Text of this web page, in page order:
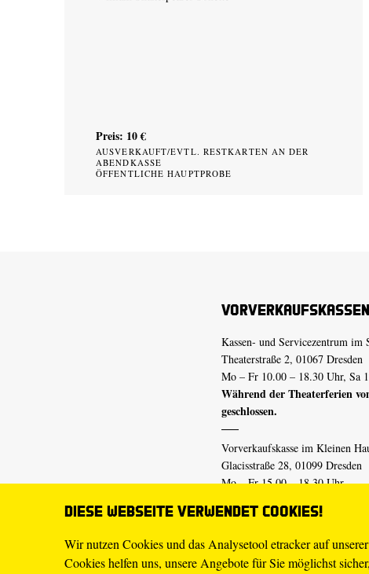
Diese Webseite verwendet Cookies!
Wir nutzen Cookies und das Analysetool etracker auf
Cookies helfen uns, unsere Angebote für Sie möglichst
Preis: 10 €
AUSVERKAUFT/EVTL. RESTKARTEN AN DER
ABENDKASSE
ÖFFENTLICHE HAUPTPROBE
Vorverkaufskassen
Kassen- und Servicezentrum im
Theaterstraße 2, 01067 Dresden
Mo – Fr 10.00 – 18.30 Uhr, Sa
Während der Theaterferien
geschlossen.
Vorverkaufskasse im Kleinen
Glacisstraße 28, 01099 Dresden
Mo – Fr 15.00 – 18.30 Uhr
geschlossen.